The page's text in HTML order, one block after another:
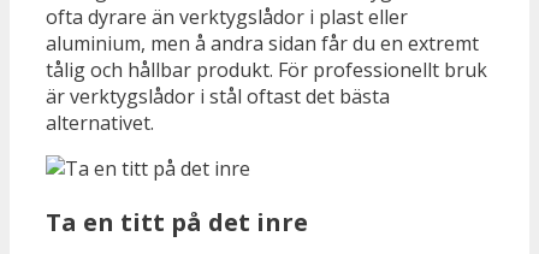
ofta dyrare än verktygslådor i plast eller
aluminium, men å andra sidan får du en extremt
tålig och hållbar produkt. För professionellt bruk
är verktygslådor i stål oftast det bästa
alternativet.
Ta en titt på det inre